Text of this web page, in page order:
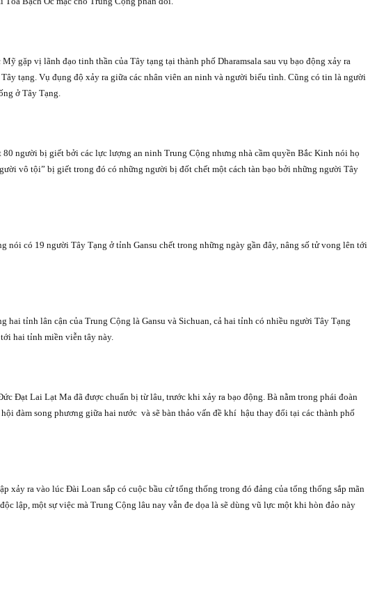
gặp vị lãnh đạo tinh thần của Tây tạng tại thành phố Dharamsala sau vụ bạo động xảy ra
tạng. Vụ đụng độ xảy ra giữa các nhân viên an ninh và người biểu tình. Cũng có tin là người
ở Tây Tạng.
người bị giết bởi các lực lượng an ninh Trung Cộng nhưng nhà cầm quyền Bắc Kinh nói họ
vô tội” bị giết trong đó có những người bị đốt chết một cách tàn bạo bởi những người Tây
nói có 19 người Tây Tạng ở tỉnh Gansu chết trong những ngày gần đây, nâng số tử vong lên tới
hai tỉnh lân cận của Trung Cộng là Gansu và Sichuan, cả hai tỉnh có nhiều người Tây Tạng
hai tỉnh miền viễn tây này.
Đạt Lai Lạt Ma đã được chuẩn bị từ lâu, trước khi xảy ra bạo động. Bà nằm trong phái đoàn
đàm song phương giữa hai nước và sẽ bàn thảo vấn đề khí hậu thay đổi tại các thành phố
xảy ra vào lúc Đài Loan sắp có cuộc bầu cử tổng thống trong đó đảng của tổng thống sắp mãn
lập, một sự việc mà Trung Cộng lâu nay vẫn đe dọa là sẽ dùng vũ lực một khi hòn đảo này